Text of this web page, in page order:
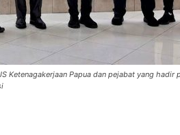
Ketenagakerjaan Papua dan pejabat yang hadir